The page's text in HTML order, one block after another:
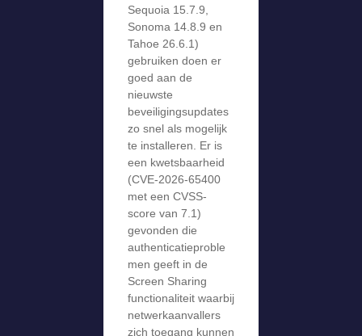
Sequoia 15.7.9,
Sonoma 14.8.9 en
Tahoe 26.6.1)
gebruiken doen er
goed aan de
nieuwste
beveiligingsupdates
zo snel als mogelijk
te installeren. Er is
een kwetsbaarheid
(CVE-2026-65400
met een CVSS-
score van 7.1)
gevonden die
authenticatieproble
men geeft in de
Screen Sharing
functionaliteit waarbij
netwerkaanvallers
zich toegang kunnen